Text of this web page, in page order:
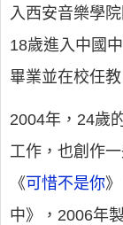
入西安音樂學
18歲進入中國
畢業並在校任教
2004年，24歲
工作，也創作
《可惜不是你
中》，2006年